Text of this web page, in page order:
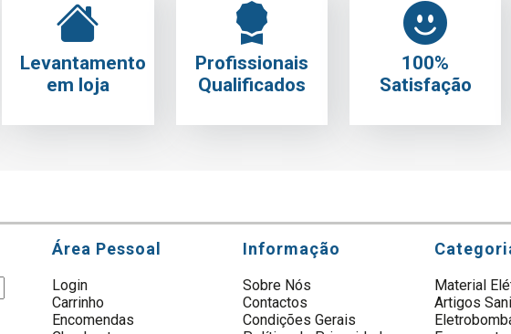
Levantamento
em loja
Profissionais
Qualificados
100%
Satisfação
Área Pessoal
Login
Carrinho
Encomendas
Informação
Sobre Nós
Contactos
Condições Gerais
Material
Artigos